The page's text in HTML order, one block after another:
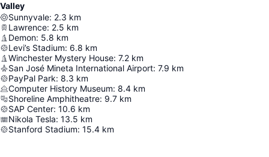
Valley
Sunnyvale: 2.3 km
Lawrence: 2.5 km
Demon: 5.8 km
Levi’s Stadium: 6.8 km
Winchester Mystery House: 7.2 km
San José Mineta International Airport: 7.9 km
PayPal Park: 8.3 km
Computer History Museum: 8.4 km
Shoreline Amphitheatre: 9.7 km
SAP Center: 10.6 km
Nikola Tesla: 13.5 km
Stanford Stadium: 15.4 km